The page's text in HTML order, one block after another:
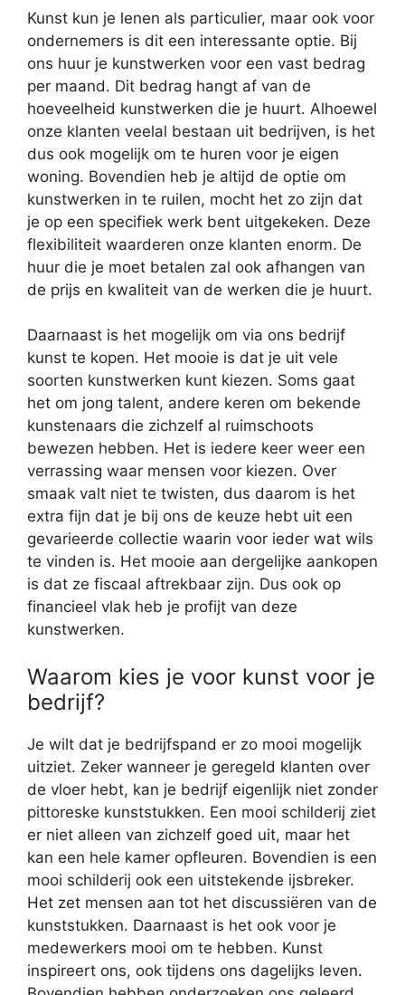
Kunst kun je lenen als particulier, maar ook voor
ondernemers is dit een interessante optie. Bij
ons huur je kunstwerken voor een vast bedrag
per maand. Dit bedrag hangt af van de
hoeveelheid kunstwerken die je huurt. Alhoewel
onze klanten veelal bestaan uit bedrijven, is het
dus ook mogelijk om te huren voor je eigen
woning. Bovendien heb je altijd de optie om
kunstwerken in te ruilen, mocht het zo zijn dat
je op een specifiek werk bent uitgekeken. Deze
flexibiliteit waarderen onze klanten enorm. De
huur die je moet betalen zal ook afhangen van
de prijs en kwaliteit van de werken die je huurt.
Daarnaast is het mogelijk om via ons bedrijf
kunst te kopen. Het mooie is dat je uit vele
soorten kunstwerken kunt kiezen. Soms gaat
het om jong talent, andere keren om bekende
kunstenaars die zichzelf al ruimschoots
bewezen hebben. Het is iedere keer weer een
verrassing waar mensen voor kiezen. Over
smaak valt niet te twisten, dus daarom is het
extra fijn dat je bij ons de keuze hebt uit een
gevarieerde collectie waarin voor ieder wat wils
te vinden is. Het mooie aan dergelijke aankopen
is dat ze fiscaal aftrekbaar zijn. Dus ook op
financieel vlak heb je profijt van deze
kunstwerken.
Waarom kies je voor kunst voor je
bedrijf?
Je wilt dat je bedrijfspand er zo mooi mogelijk
uitziet. Zeker wanneer je geregeld klanten over
de vloer hebt, kan je bedrijf eigenlijk niet zonder
pittoreske kunststukken. Een mooi schilderij ziet
er niet alleen van zichzelf goed uit, maar het
kan een hele kamer opfleuren. Bovendien is een
mooi schilderij ook een uitstekende ijsbreker.
Het zet mensen aan tot het discussiëren van de
kunststukken. Daarnaast is het ook voor je
medewerkers mooi om te hebben. Kunst
inspireert ons, ook tijdens ons dagelijks leven.